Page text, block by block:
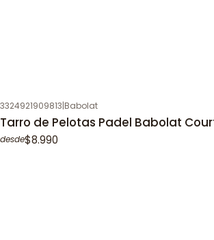
3324921909813|Babolat
Tarro de Pelotas Padel Babolat
desde$8.990